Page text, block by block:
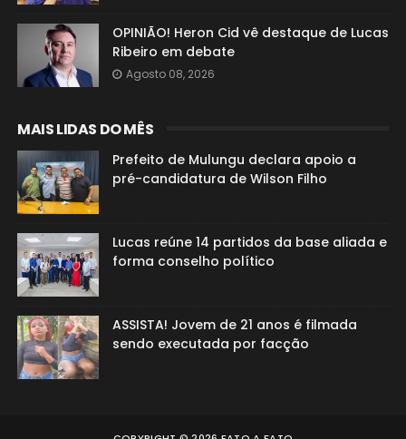
OPINIÃO! Heron Cid vê destaque de Lucas
Ribeiro em debate
Agosto 08, 2026
MAIS LIDAS DO MÊS
Prefeito de Mulungu declara apoio a
pré-candidatura de Wilson Filho
Lucas reúne 14 partidos da base aliada e
forma conselho político
ASSISTA! Jovem de 21 anos é filmada
sendo executada por facção